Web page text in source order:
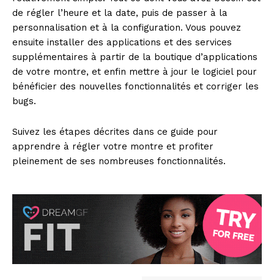
de régler l’heure et la date, puis de passer à la
personnalisation et à la configuration. Vous pouvez
ensuite installer des applications et des services
supplémentaires à partir de la boutique d’applications
de votre montre, et enfin mettre à jour le logiciel pour
bénéficier des nouvelles fonctionnalités et corriger les
bugs.
Suivez les étapes décrites dans ce guide pour
apprendre à régler votre montre et profiter
pleinement de ses nombreuses fonctionnalités.